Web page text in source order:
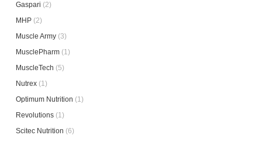
Gaspari (2)
MHP (2)
Muscle Army (3)
MusclePharm (1)
MuscleTech (5)
Nutrex (1)
Optimum Nutrition (1)
Revolutions (1)
Scitec Nutrition (6)